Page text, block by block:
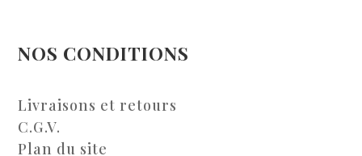
NOS CONDITIONS
Livraisons et retours
C.G.V.
Plan du site